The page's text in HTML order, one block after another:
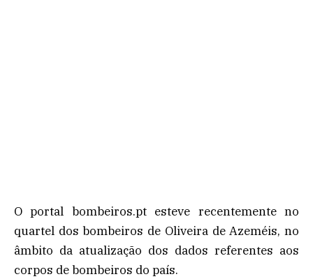
O portal bombeiros.pt esteve recentemente no
quartel dos bombeiros de Oliveira de Azeméis, no
âmbito da atualização dos dados referentes aos
corpos de bombeiros do país.